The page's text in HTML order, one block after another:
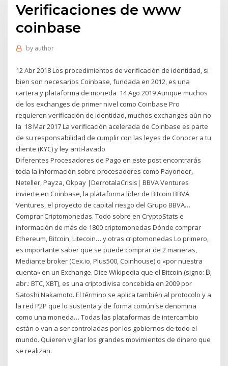
Verificaciones de www
coinbase
by author
12 Abr 2018 Los procedimientos de verificación de identidad, si
bien son necesarios Coinbase, fundada en 2012, es una
cartera y plataforma de moneda 14 Ago 2019 Aunque muchos
de los exchanges de primer nivel como Coinbase Pro
requieren verificación de identidad, muchos exchanges aún no
la 18 Mar 2017 La verificación acelerada de Coinbase es parte
de su responsabilidad de cumplir con las leyes de Conocer a tu
cliente (KYC) y ley anti-lavado
Diferentes Procesadores de Pago en este post encontrarás
toda la información sobre procesadores como Payoneer,
Neteller, Payza, Okpay |DerrotalaCrisis| BBVA Ventures
invierte en Coinbase, la plataforma líder de Bitcoin BBVA
Ventures, el proyecto de capital riesgo del Grupo BBVA…
Comprar Criptomonedas. Todo sobre en CryptoStats e
información de más de 1800 criptomonedas Dónde comprar
Ethereum, Bitcoin, Litecoin… y otras criptomonedas Lo primero,
es importante saber que se puede comprar de 2 maneras,
Mediante broker (Cex.io, Plus500, Coinhouse) o «por nuestra
cuenta» en un Exchange. Dice Wikipedia que el Bitcoin (signo: ฿;
abr.: BTC, XBT), es una criptodivisa concebida en 2009 por
Satoshi Nakamoto. El término se aplica también al protocolo y a
la red P2P que lo sustenta y de forma común se denomina
como una moneda… Todas las plataformas de intercambio
están o van a ser controladas por los gobiernos de todo el
mundo. Quieren vigilar los grandes movimientos de dinero que
se realizan.